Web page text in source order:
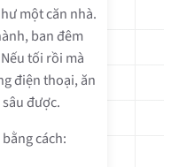
một căn nhà.
ban đêm
tối rồi mà
điện thoại, ăn
được.
cách: